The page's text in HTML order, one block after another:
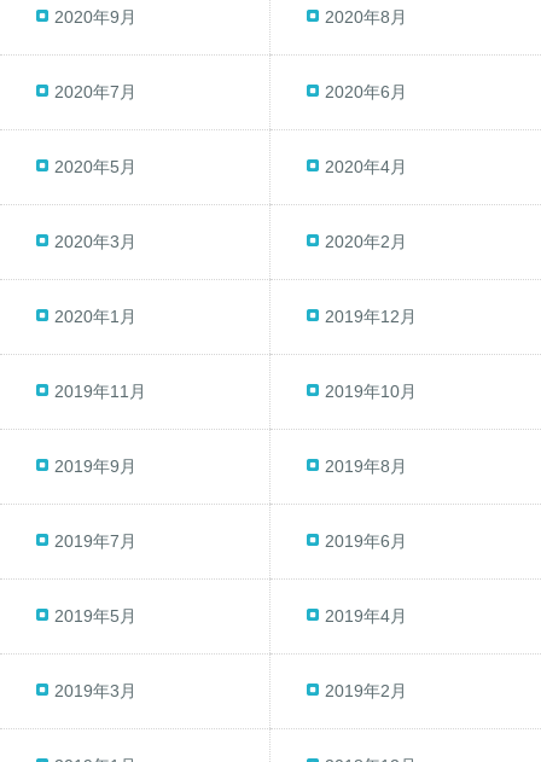
2020年9月 2020年8月
2020年7月 2020年6月
2020年5月 2020年4月
2020年3月 2020年2月
2020年1月 2019年12月
2019年11月 2019年10月
2019年9月 2019年8月
2019年7月 2019年6月
2019年5月 2019年4月
2019年3月 2019年2月